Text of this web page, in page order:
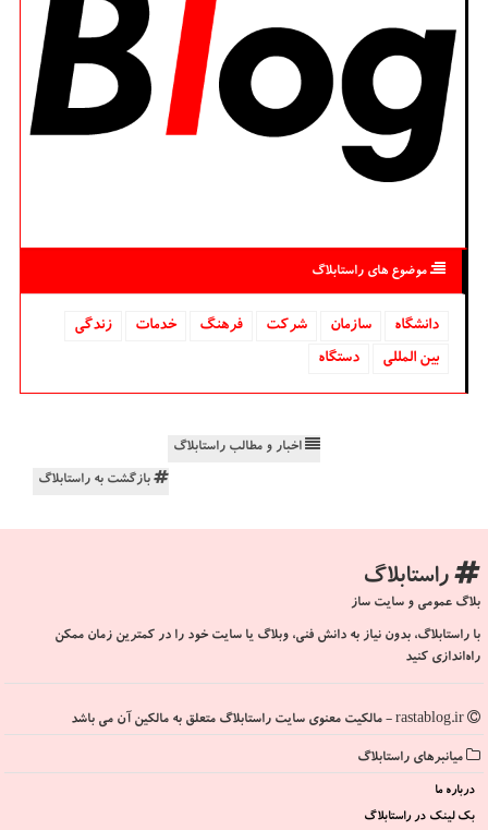
موضوع های راستابلاگ
دانشگاه‌ سازمان شركت فرهنگ خدمات
زندگی
بین المللی
دستگاه
اخبار و مطالب راستابلاگ
بازگشت به راستابلاگ
راستابلاگ
بلاگ عمومی و سایت ساز
با راستابلاگ، بدون نیاز به دانش فنی، وبلاگ یا سایت خود را در کمترین زمان ممکن
راه‌اندازی کنید
میانبرهای راستابلاگ
درباره ما
بک لینک در راستابلاگ